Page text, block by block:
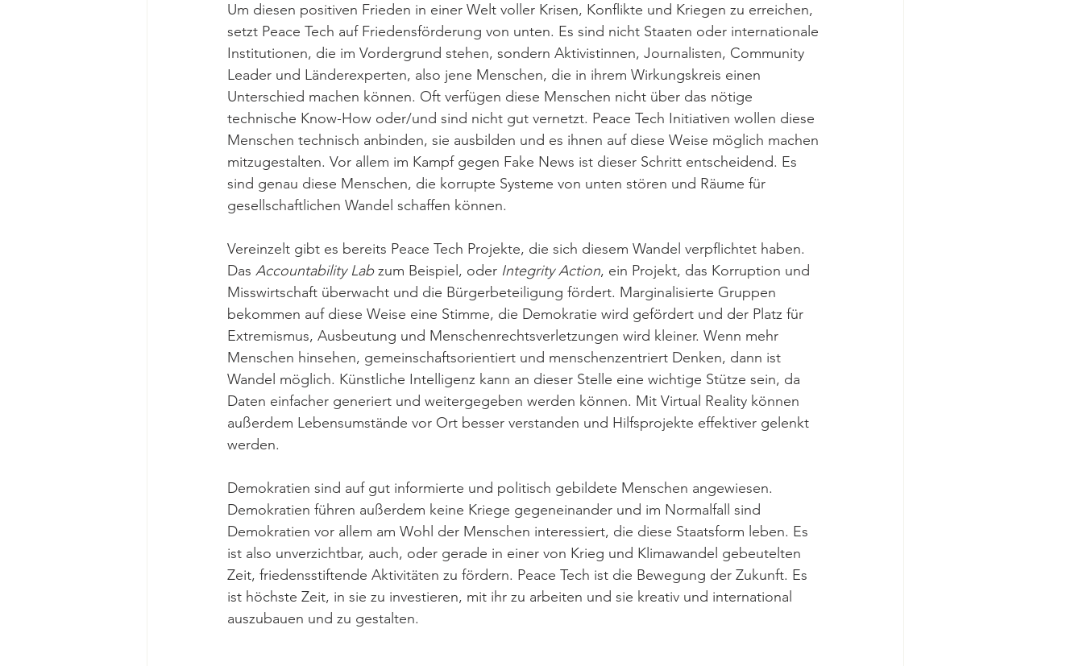
Um diesen positiven Frieden in einer Welt voller Krisen, Konflikte und Kriegen zu erreichen,
setzt Peace Tech auf Friedensförderung von unten. Es sind nicht Staaten oder internationale
Institutionen, die im Vordergrund stehen, sondern Aktivistinnen, Journalisten, Community
Leader und Länderexperten, also jene Menschen, die in ihrem Wirkungskreis einen
Unterschied machen können. Oft verfügen diese Menschen nicht über das nötige
technische Know-How oder/und sind nicht gut vernetzt. Peace Tech Initiativen wollen diese
Menschen technisch anbinden, sie ausbilden und es ihnen auf diese Weise möglich machen
mitzugestalten. Vor allem im Kampf gegen Fake News ist dieser Schritt entscheidend. Es
sind genau diese Menschen, die korrupte Systeme von unten stören und Räume für
gesellschaftlichen Wandel schaffen können.
Vereinzelt gibt es bereits Peace Tech Projekte, die sich diesem Wandel verpflichtet haben.
Das Accountability Lab zum Beispiel, oder Integrity Action, ein Projekt, das Korruption und
Misswirtschaft überwacht und die Bürgerbeteiligung fördert. Marginalisierte Gruppen
bekommen auf diese Weise eine Stimme, die Demokratie wird gefördert und der Platz für
Extremismus, Ausbeutung und Menschenrechtsverletzungen wird kleiner. Wenn mehr
Menschen hinsehen, gemeinschaftsorientiert und menschenzentriert Denken, dann ist
Wandel möglich. Künstliche Intelligenz kann an dieser Stelle eine wichtige Stütze sein, da
Daten einfacher generiert und weitergegeben werden können. Mit Virtual Reality können
außerdem Lebensumstände vor Ort besser verstanden und Hilfsprojekte effektiver gelenkt
werden.
Demokratien sind auf gut informierte und politisch gebildete Menschen angewiesen.
Demokratien führen außerdem keine Kriege gegeneinander und im Normalfall sind
Demokratien vor allem am Wohl der Menschen interessiert, die diese Staatsform leben. Es
ist also unverzichtbar, auch, oder gerade in einer von Krieg und Klimawandel gebeutelten
Zeit, friedensstiftende Aktivitäten zu fördern. Peace Tech ist die Bewegung der Zukunft. Es
ist höchste Zeit, in sie zu investieren, mit ihr zu arbeiten und sie kreativ und international
auszubauen und zu gestalten.